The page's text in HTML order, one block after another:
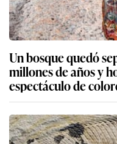
Un bosque quedó
millones de años y
espectáculo de